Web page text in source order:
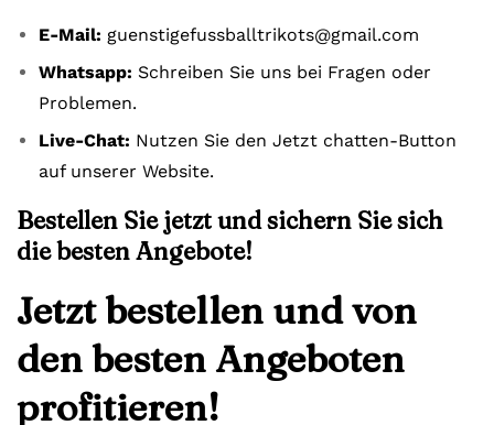
E-Mail: guenstigefussballtrikots@gmail.com
Whatsapp: Schreiben Sie uns bei Fragen oder
Problemen.
Live-Chat: Nutzen Sie den Jetzt chatten-Button
auf unserer Website.
Bestellen Sie jetzt und sichern Sie sich
die besten Angebote!
Jetzt bestellen und von
den besten Angeboten
profitieren!